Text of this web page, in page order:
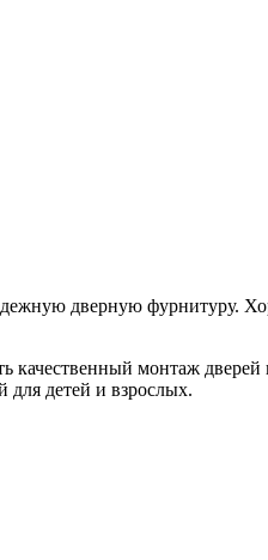
дверную фурнитуру.
качественный монтаж
для детей и взрослых.